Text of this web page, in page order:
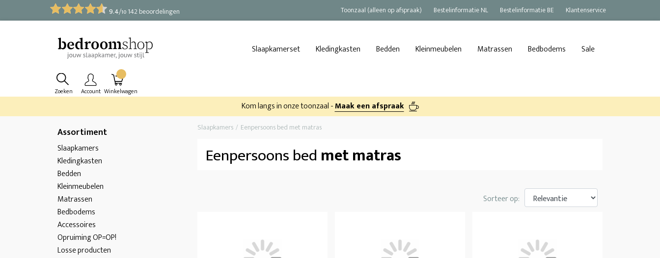
9.4/10 142 beoordelingen Toonzaal (alleen op afspraak) Bestelinformatie NL Bestelinformatie BE Klantenservice
Slaapkamerset Kledingkasten Bedden Kleinmeubelen Matrassen Bedbodems Sale
Zoeken Account Winkelwagen
Kom langs in onze toonzaal -Maak een afspraak
Assortiment
Slaapkamers
Kledingkasten
Bedden
Kleinmeubelen
Matrassen
Bedbodems
Accessoires
Opruiming OP=OP!
Losse producten
Slaapkamers Eenpersoons bed met matras
Eenpersoons bed met matras
Sorteer op: